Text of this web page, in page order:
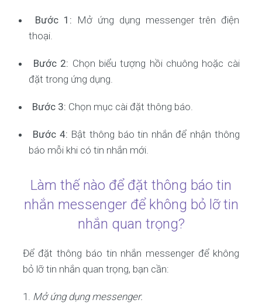
Bước 1: Mở ứng dụng messenger trên điện
thoại.
Bước 2: Chọn biểu tượng hồi chuông hoặc cài
đặt trong ứng dụng.
Bước 3: Chọn mục cài đặt thông báo.
Bước 4: Bật thông báo tin nhắn để nhận thông
báo mỗi khi có tin nhắn mới.
Làm thế nào để đặt thông báo tin
nhắn messenger để không bỏ lỡ tin
nhắn quan trọng?
Để đặt thông báo tin nhắn messenger để không
bỏ lỡ tin nhắn quan trọng, bạn cần:
Mở ứng dụng messenger.